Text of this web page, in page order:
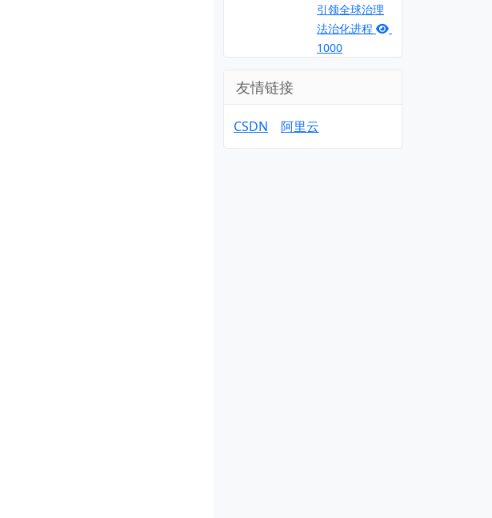
引领全球治理
法治化进程
1000
友情链接
CSDN 阿里云